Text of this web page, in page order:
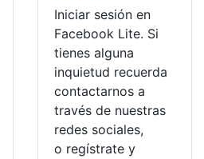
Iniciar sesión en
Facebook Lite. Si
tienes alguna
inquietud recuerda
contactarnos a
través de nuestras
redes sociales,
o regístrate y